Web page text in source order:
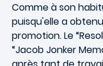
Comme à son
puisqu'elle a
promotion. Le
“Jacob Jonker